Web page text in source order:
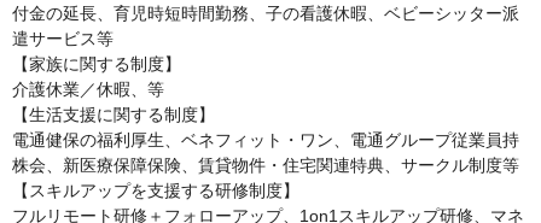
付金の延長、育児時短時間勤務、子の看護休暇、ベビーシッター派
遣サービス等
【家族に関する制度】
介護休業／休暇、等
【生活支援に関する制度】
電通健保の福利厚生、ベネフィット・ワン、電通グループ従業員持
株会、新医療保障保険、賃貸物件・住宅関連特典、サークル制度等
【スキルアップを支援する研修制度】
フルリモート研修＋フォローアップ、1on1スキルアップ研修、マネ